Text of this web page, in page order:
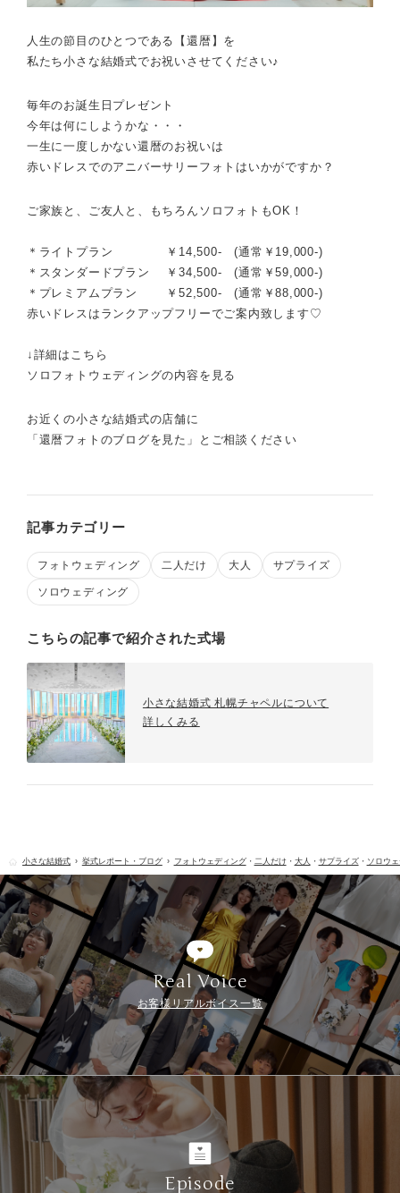
人生の節目のひとつである【還暦】を
私たち小さな結婚式でお祝いさせてください♪
毎年のお誕生日プレゼント
今年は何にしようかな・・・
一生に一度しかない還暦のお祝いは
赤いドレスでのアニバーサリーフォトはいかがですか？
ご家族と、ご友人と、もちろんソロフォトもOK！
＊ライトプラン ￥14,500- (通常￥19,000-)
＊スタンダードプラン ￥34,500- (通常￥59,000-)
＊プレミアムプラン ￥52,500- (通常￥88,000-)
赤いドレスはランクアップフリーでご案内致します♡
↓詳細はこちら
ソロフォトウェディングの内容を見る
お近くの小さな結婚式の店舗に
「還暦フォトのブログを見た」とご相談ください
記事カテゴリー
フォトウェディング 二人だけ 大人 サプライズ
ソロウェディング
こちらの記事で紹介された式場
小さな結婚式 札幌チャペルについて
詳しくみる
小さな結婚式 挙式レポート・ブログ フォトウェディング・ 二人だけ・ 大人 ・ サプライズ・ ソロウ
Real Voice
お客様リアルボイス一覧
Episode